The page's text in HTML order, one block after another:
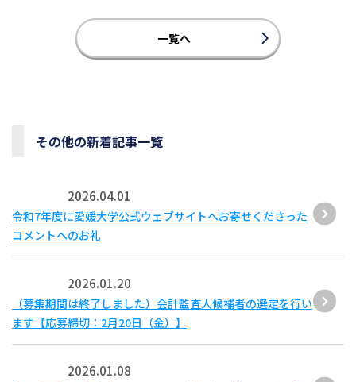
一覧へ
その他の新着記事一覧
2026.04.01
令和7年度に愛媛大学公式ウェブサイトへお寄せくださった
コメントへのお礼
2026.01.20
（募集期間は終了しました）会計監査人候補者の選定を行い
ます【応募締切：2月20日（金）】
2026.01.08